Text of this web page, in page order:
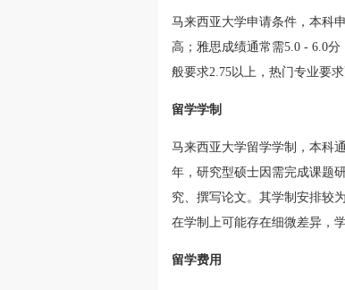
马来西亚大学申请条件，本科
高；雅思成绩通常需5.0 - 6.0
般要求2.75以上，热门专业要
留学学制
马来西亚大学留学学制，本科
年，研究型硕士因需完成课题
究、撰写论文。其学制安排较
在学制上可能存在细微差异，
留学费用